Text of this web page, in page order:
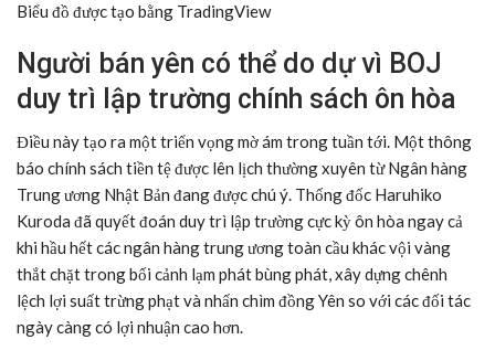
Biểu đồ được tạo bằng TradingView
Người bán yên có thể do dự vì BOJ
duy trì lập trường chính sách ôn hòa
Điều này tạo ra một triển vọng mờ ám trong tuần tới. Một thông
báo chính sách tiền tệ được lên lịch thường xuyên từ Ngân hàng
Trung ương Nhật Bản đang được chú ý. Thống đốc Haruhiko
Kuroda đã quyết đoán duy trì lập trường cực kỳ ôn hòa ngay cả
khi hầu hết các ngân hàng trung ương toàn cầu khác vội vàng
thắt chặt trong bối cảnh lạm phát bùng phát, xây dựng chênh
lệch lợi suất trừng phạt và nhấn chìm đồng Yên so với các đối tác
ngày càng có lợi nhuận cao hơn.